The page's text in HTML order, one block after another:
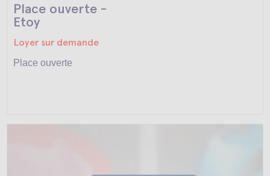
Place ouverte -
Etoy
Loyer sur demande
Place ouverte